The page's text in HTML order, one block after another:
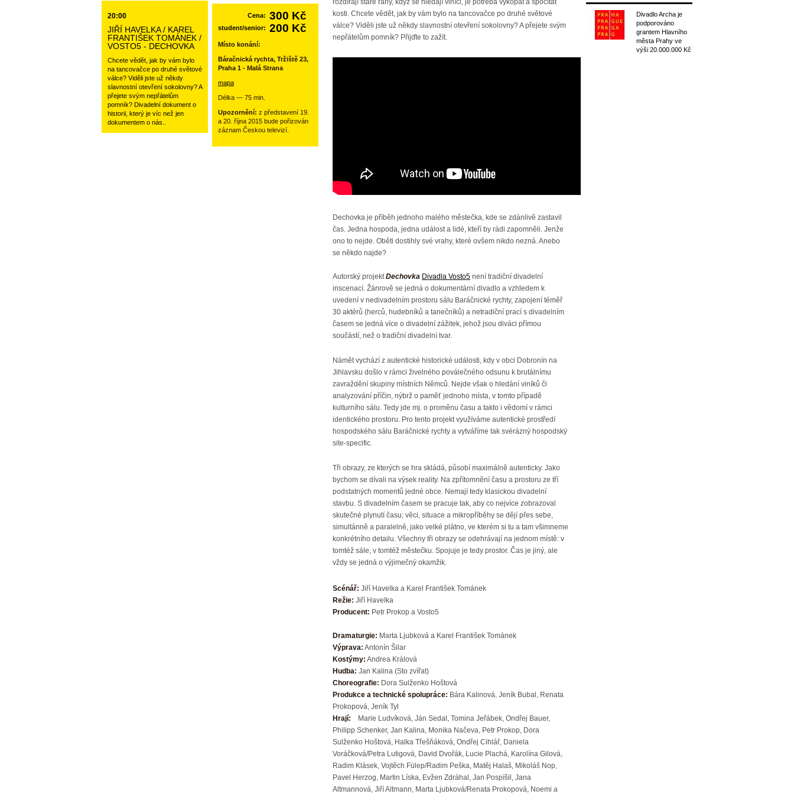
20:00
JIŘÍ HAVELKA / KAREL
FRANTIŠEK TOMÁNEK /
VOSTO5 - DECHOVKA
Chcete vědět, jak by vám bylo
na tancovačce po druhé světové
válce? Viděli jste už někdy
slavnostní otevření sokolovny? A
přejete svým nepřátelům
pomník? Divadelní dokument o
historii, který je víc než jen
dokumentem o nás..
rozdírají staré rány, když se hledají viníci, je potřeba vykopat a spočítat
kosti. Chcete vědět, jak by vám bylo na tancovačce po druhé světové
válce? Viděli jste už někdy slavnostní otevření sokolovny? A přejete svým
nepřátelům pomník? Přijďte to zažít.
Dechovka je příběh jednoho malého městečka, kde se zdánlivě zastavil
čas. Jedna hospoda, jedna událost a lidé, kteří by rádi zapomněli. Jenže
ono to nejde. Oběti dostihly své vrahy, které ovšem nikdo nezná. Anebo
se někdo najde?
Autorský projektDechovka Divadla Vosto5 není tradiční divadelní
inscenací. Žánrově se jedná o dokumentární divadlo a vzhledem k
uvedení v nedivadelním prostoru sálu Baráčnické rychty, zapojení téměř
30 aktérů (herců, hudebníků a tanečníků) a netradiční prací s divadelním
časem se jedná více o divadelní zážitek, jehož jsou diváci přímou
součástí, než o tradiční divadelní tvar.
Námět vychází z autentické historické události, kdy v obci Dobronín na
Jihlavsku došlo v rámci živelného poválečného odsunu k brutálnímu
zavraždění skupiny místních Němců. Nejde však o hledání viníků či
analyzování příčin, nýbrž o paměť jednoho místa, v tomto případě
kulturního sálu. Tedy jde mj. o proměnu času a takto i vědomí v rámci
identického prostoru. Pro tento projekt využíváme autentické prostředí
hospodského sálu Baráčnické rychty a vytváříme tak svérázný hospodský
site-specific.
Tři obrazy, ze kterých se hra skládá, působí maximálně autenticky. Jako
bychom se dívali na výsek reality. Na zpřítomnění času a prostoru ze tří
podstatných momentů jedné obce. Nemají tedy klasickou divadelní
stavbu. S divadelním časem se pracuje tak, aby co nejvíce zobrazoval
skutečné plynutí času; věci, situace a mikropříběhy se dějí přes sebe,
simultánně a paralelně, jako velké plátno, ve kterém si tu a tam všimneme
konkrétního detailu. Všechny tři obrazy se odehrávají na jednom místě: v
tomtéž sále, v tomtéž městečku. Spojuje je tedy prostor. Čas je jiný, ale
vždy se jedná o výjimečný okamžik.
Scénář: Jiří Havelka a Karel František Tománek
Režie: Jiří Havelka
Producent: Petr Prokop a Vosto5
Dramaturgie: Marta Ljubková a Karel František Tománek
Výprava: Antonín Šilar
Kostýmy: Andrea Králová
Hudba: Jan Kalina (Sto zvířat)
Choreografie: Dora Sulženko Hoštová
Produkce a technické spolupráce: Bára Kalinová, Jeník Bubal, Renata
Prokopová, Jeník Tyl
Hrají:
Marie Ludvíková, Ján Sedal, Tomina Jeřábek, Ondřej Bauer,
Philipp Schenker, Jan Kalina, Monika Načeva, Petr Prokop, Dora
Sulženko Hoštová, Halka Třešňáková, Ondřej Cihlář, Daniela
Voráčková/Petra Lutigová, David Dvořák, Lucie Plachá, Karolína Gilová,
Radim Klásek, Vojtěch Fülep/Radim Peška, Matěj Halaš, Mikoláš Nop,
Pavel Herzog, Martin Líska, Evžen Zdráhal, Jan Pospíšil, Jana
Altmannová, Jiří Altmann, Marta Ljubková/Renata Prokopová, Noemi a
Cena: 300 Kč
student/senior: 200 Kč
Místo konání:
Báračnická rychta, Tržiště 23,
Praha 1 - Malá Strana
mapa
Délka — 75 min.
Upozornění: z představení 19.
a 20. října 2015 bude pořizován
záznam Českou televizí.
Divadlo Archa je
podporováno
grantem Hlavního
města Prahy ve
výši 20.000.000 Kč